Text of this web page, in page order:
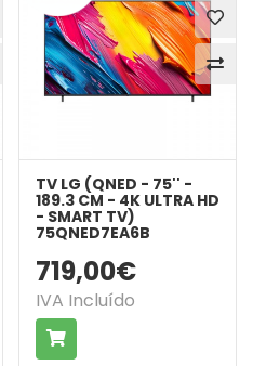
TV LG (QNED - 75'' -
189.3 CM - 4K ULTRA HD
- SMART TV)
75QNED7EA6B
719,00€
IVA Incluído
COMPRAR